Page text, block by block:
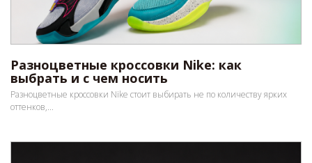
Разноцветные кроссовки Nike: как
выбрать и с чем носить
Разноцветные кроссовки Nike стоит выбирать не по количеству ярких
оттенков,...